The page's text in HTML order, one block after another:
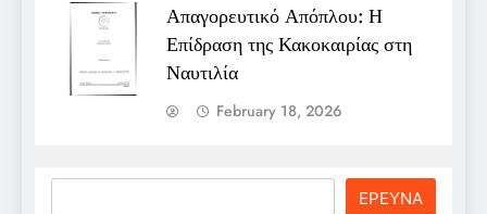
Απαγορευτικό Απόπλου: Η
Επίδραση της Κακοκαιρίας στη
Ναυτιλία
February 18, 2026
ΕΡΕΥΝΑ